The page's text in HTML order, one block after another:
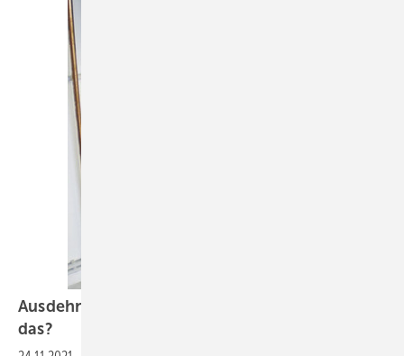
Ausdehnungsgefäße für TW-Speicher – Muss
das?